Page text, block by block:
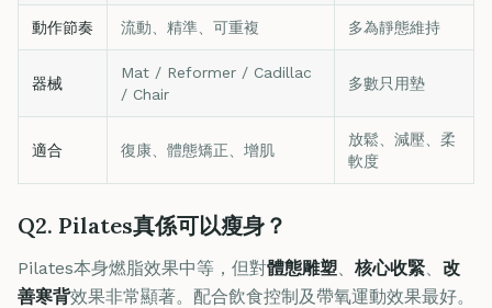
動作節奏 流動、精準、可重複 多為靜態維持
器械
Mat / Reformer / Cadillac
/ Chair
多數只用墊
適合 復康、體態矯正、增肌
放鬆、減壓、柔
軟度
Q2. Pilates真係可以瘦身？
Pilates本身燃脂效果中等，但對體態雕塑、 核心收緊、 改
善寒背效果非常顯著。配合飲食控制及帶氧運動效果最好。